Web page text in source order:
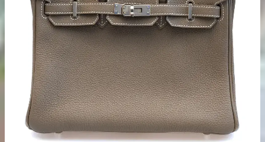
出張買取の
お申込み
宅配買取の
お申込み